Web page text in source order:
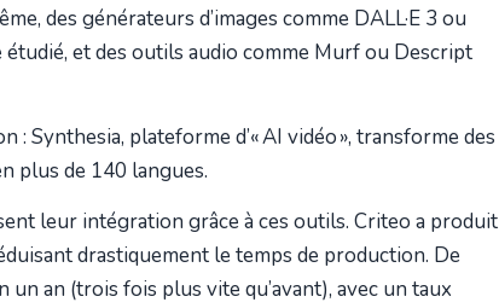
des générateurs d’images comme DALL·E 3 ou
et des outils audio comme Murf ou Descript
: Synthesia, plateforme d’« AI vidéo », transforme des
plus de 140 langues.
leur intégration grâce à ces outils. Criteo a produit
drastiquement le temps de production. De
an (trois fois plus vite qu’avant), avec un taux